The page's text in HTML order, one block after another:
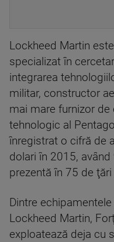
Lockheed Martin
specializat în
integrarea
militar, constructor
mai mare furnizor
tehnologic al
înregistrat o cifră de
dolari în 2015,
prezentă în 75 de
Dintre
Lockheed Martin,
exploatează deja cu